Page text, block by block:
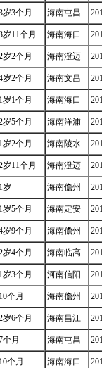
岁3个月 海南屯昌
岁11个月 海南海口
岁2个月 海南澄迈
岁2个月 海南文昌
1岁1个月 海南海口
岁5个月 海南洋浦
1岁2个月 海南陵水
岁11个月 海南澄迈
1岁 海南儋州
1岁5个月 海南定安
岁9个月 海南儋州
岁4个月 海南临高
1岁3个月 河南信阳
10个月 海南儋州
岁6个月 海南昌江
个月 海南屯昌
10个月 海南海口